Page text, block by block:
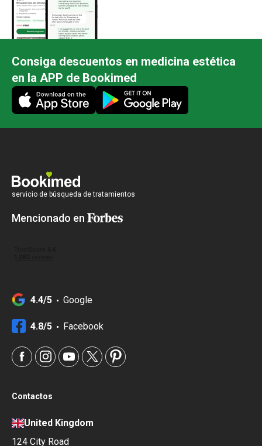
Consiga descuentos en medicina estética
en la APP de Bookimed
servicio de búsqueda de tratamientos
Mencionado en
4.4/5 Google
4.8/5 Facebook
Contactos
United Kingdom
124 City Road